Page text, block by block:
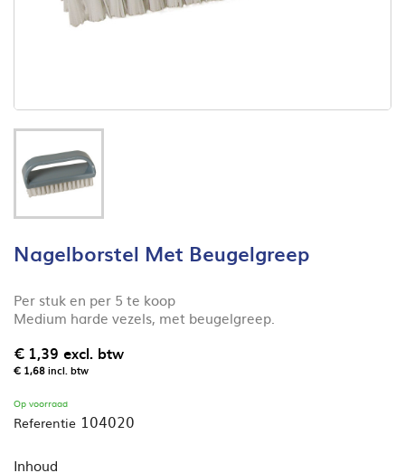
Nagelborstel Met Beugelgreep
Per stuk en per 5 te koop
Medium harde vezels, met beugelgreep.
€ 1,39 excl. btw
€ 1,68incl. btw
Op voorraad
Referentie 104020
Inhoud